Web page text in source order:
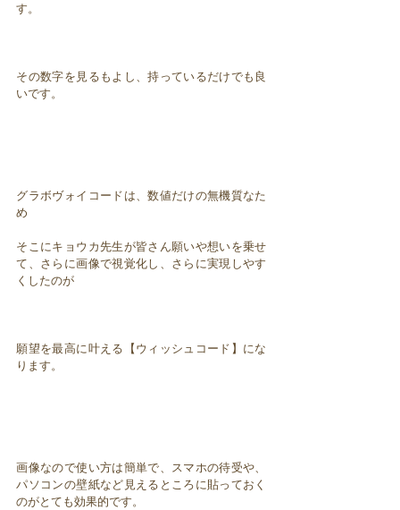
す。
その数字を見るもよし、持っているだけでも良
いです。
グラボヴォイコードは、数値だけの無機質なた
め
そこにキョウカ先生が皆さん願いや想いを乗せ
て、さらに画像で視覚化し、さらに実現しやす
くしたのが
願望を最高に叶える【ウィッシュコード】にな
ります。
画像なので使い方は簡単で、スマホの待受や、
パソコンの壁紙など見えるところに貼っておく
のがとても効果的です。